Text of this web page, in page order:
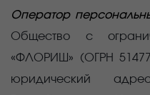
Оператор
Общество с
«ФЛОРИШ» (ОГРН
юридический